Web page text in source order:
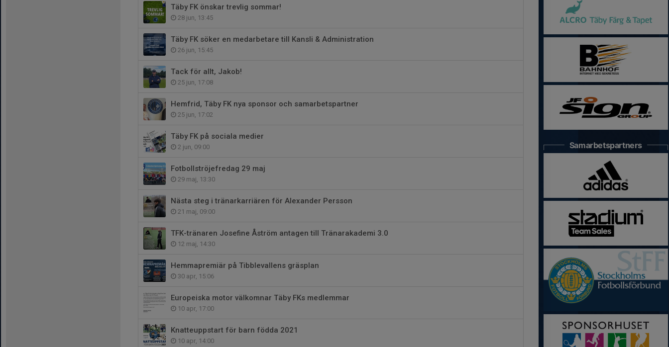
Täby FK önskar trevlig sommar!
28 jun, 13:45
Täby FK söker en medarbetare till Kansli & Administration
26 jun, 15:45
Tack för allt, Jakob!
25 jun, 17:08
Hemfrid, Täby FK nya sponsor och samarbetspartner
25 jun, 17:02
Täby FK på sociala medier
2 jun, 09:00
Fotbollströjefredag 29 maj
29 maj, 13:30
Nästa steg i tränarkarriären för Alexander Persson
21 maj, 09:00
TFK-tränaren Josefine Åström antagen till Tränarakademi 3.0
12 maj, 14:30
Hemmapremiär på Tibblevallens gräsplan
30 apr, 15:06
Europeiska motor välkomnar Täby FKs medlemmar
10 apr, 17:00
Knatteuppstart för barn födda 2021
10 apr, 14:00
Samarbetspartners